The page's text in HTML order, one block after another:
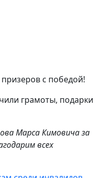
с победой!
грамоты, подарки
Марса Кимовича за
всех